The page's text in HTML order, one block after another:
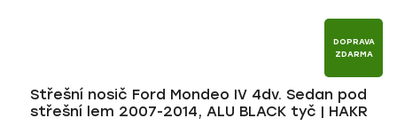
DOPRAVA
ZDARMA
Střešní nosič Ford Mondeo IV 4dv. Sedan pod
střešní lem 2007-2014, ALU BLACK tyč | HAKR